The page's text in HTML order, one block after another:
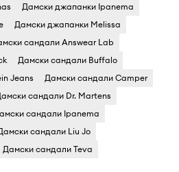
Дамски джапанки Ipanema
Дамски джапанки Melissa
сандали Answear Lab
Дамски сандали Buffalo
Jeans
Дамски сандали Camper
сандали Dr. Martens
сандали Ipanema
сандали Liu Jo
Дамски сандали Teva